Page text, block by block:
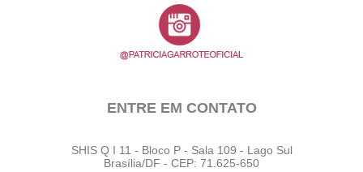
ENTRE EM CONTATO
SHIS Q I 11 - Bloco P - Sala 109 - Lago Sul
Brasília/DF - CEP: 71.625-650